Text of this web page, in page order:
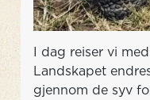
I dag reiser vi
Landskapet
gjennom de syv